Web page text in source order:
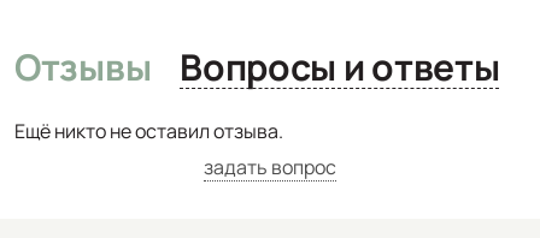
Отзывы Вопросы и ответы
Ещё никто не оставил отзыва.
задать вопрос